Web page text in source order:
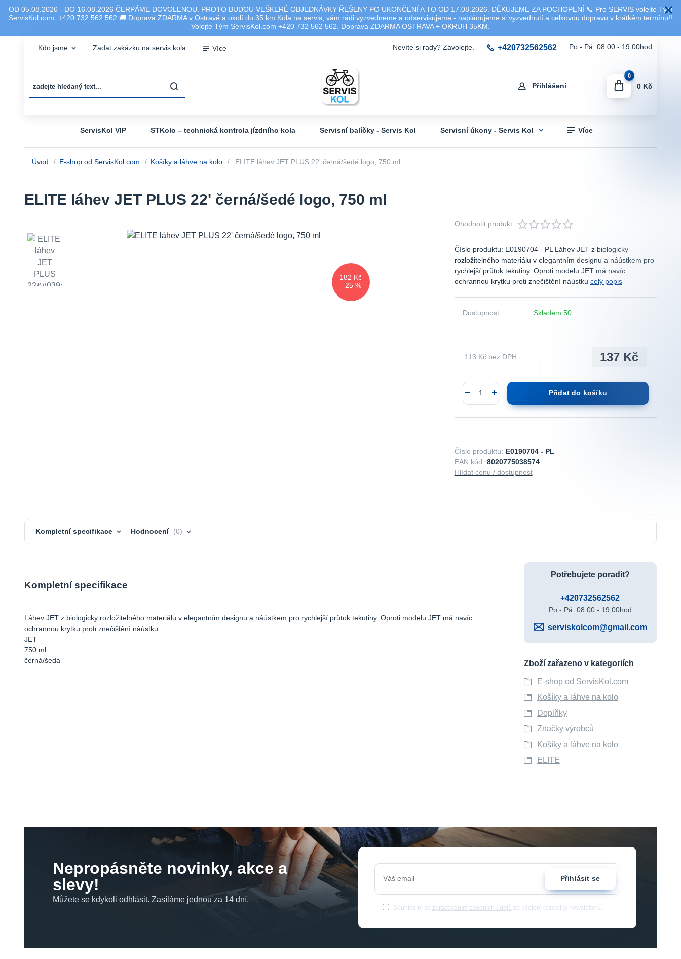
OD 05.08.2026 - DO 16.08.2026 ČERPÁME DOVOLENOU. PROTO BUDOU VEŠKERÉ OBJEDNÁVKY ŘEŠENY PO UKONČENÍ A TO OD 17.08.2026. DĚKUJEME ZA POCHOPENÍ 📞 Pro SERVIS volejte Tým
ServisKol.com: +420 732 562 562 🚚 Doprava ZDARMA v Ostravě a okolí do 35 km Kola na servis, vám rádi vyzvedneme a odservisujeme - naplánujeme si vyzvednutí a celkovou dopravu v krátkém termínu!!
Volejte Tým ServisKol.com +420 732 562 562. Doprava ZDARMA OSTRAVA + OKRUH 35KM.
Kdo jsme Zadat zakázku na servis kola Více
Přihlášení
Nevíte si rady? Zavolejte. +420732562562 Po - Pá: 08:00 - 19:00hod
0
0 Kč
ServisKol VIP STKolo – technická kontrola jízdního kola Servisní balíčky - Servis Kol Servisní úkony - Servis Kol Více
Úvod E-shop od ServisKol.com Košíky a láhve na kolo ELITE láhev JET PLUS 22' černá/šedé logo, 750 ml
ELITE láhev JET PLUS 22' černá/šedé logo, 750 ml
182 Kč
- 25 %
Ohodnotit produkt
Číslo produktu: E0190704 - PL Láhev JET z biologicky
rozložitelného materiálu v elegantním designu a náústkem pro
rychlejší průtok tekutiny. Oproti modelu JET má navíc
ochrannou krytku proti znečištění náústku celý popis
Dostupnost Skladem 50
137 Kč
113 Kč bez DPH
Přidat do košíku
Číslo produktu: E0190704 - PL
EAN kód: 8020775038574
Hlídat cenu / dostupnost
Kompletní specifikace Hodnocení 0
Kompletní specifikace
Láhev JET z biologicky rozložitelného materiálu v elegantním designu a náústkem pro rychlejší průtok tekutiny. Oproti modelu JET má navíc
ochrannou krytku proti znečištění náústku
JET
750 ml
černá/šedá
Potřebujete poradit?
+420732562562
Po - Pá: 08:00 - 19:00hod
serviskolcom@gmail.com
Zboží zařazeno v kategoriích
E-shop od ServisKol.com
Košíky a láhve na kolo
Doplňky
Značky výrobců
Košíky a láhve na kolo
ELITE
Nepropásněte novinky, akce a
slevy!
Můžete se kdykoli odhlásit. Zasíláme jednou za 14 dní.
Přihlásit se
Souhlasím se zpracováním osobních údajů za účelem rozesílky newsletteru.